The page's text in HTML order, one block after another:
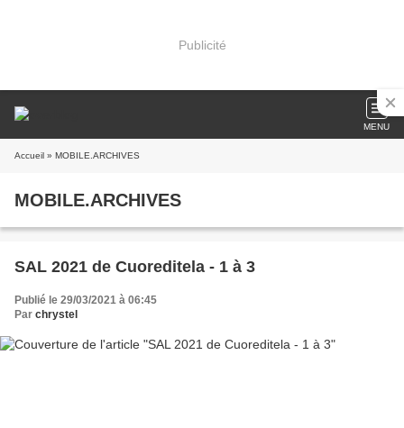
Publicité
MENU
Accueil » MOBILE.ARCHIVES
MOBILE.ARCHIVES
SAL 2021 de Cuoreditela - 1 à 3
Publié le 29/03/2021 à 06:45
Par chrystel